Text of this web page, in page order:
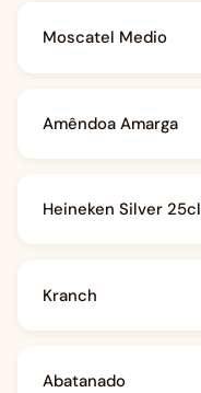
Moscatel Medio
Amêndoa Amarga
Heineken Silver 25cl
Kranch
Abatanado